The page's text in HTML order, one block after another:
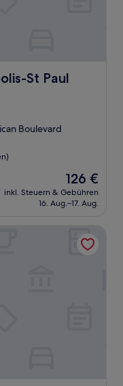
St Paul
Paul Airpt/Mall of
Boulevard
Der
Preis
beträgt
126 €
inkl. Steuern & Gebühren
16. Aug.–17. Aug.
by Mall of